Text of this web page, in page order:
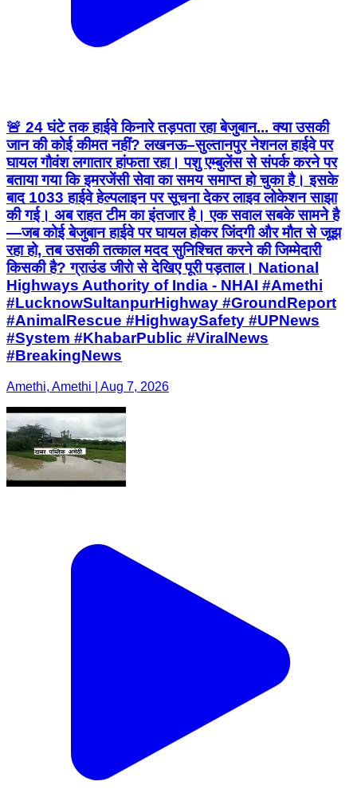
🚨 24 घंटे तक हाईवे किनारे तड़पता रहा बेजुबान... क्या उसकी
जान की कोई कीमत नहीं? लखनऊ–सुल्तानपुर नेशनल हाईवे पर
घायल गौवंश लगातार हांफता रहा। पशु एम्बुलेंस से संपर्क करने पर
बताया गया कि इमरजेंसी सेवा का समय समाप्त हो चुका है। इसके
बाद 1033 हाईवे हेल्पलाइन पर सूचना देकर लाइव लोकेशन साझा
की गई। अब राहत टीम का इंतजार है। एक सवाल सबके सामने है
—जब कोई बेजुबान हाईवे पर घायल होकर जिंदगी और मौत से जूझ
रहा हो, तब उसकी तत्काल मदद सुनिश्चित करने की जिम्मेदारी
किसकी है? ग्राउंड जीरो से देखिए पूरी पड़ताल। National
Highways Authority of India - NHAI #Amethi
#LucknowSultanpurHighway #GroundReport
#AnimalRescue #HighwaySafety #UPNews
#System #KhabarPublic #ViralNews
#BreakingNews
Amethi, Amethi | Aug 7, 2026